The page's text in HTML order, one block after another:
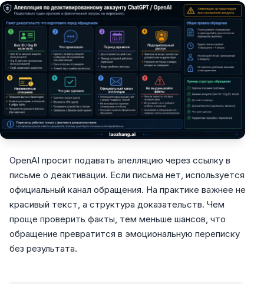
OpenAI просит подавать апелляцию через ссылку в
письме о деактивации. Если письма нет, используется
официальный канал обращения. На практике важнее не
красивый текст, а структура доказательств. Чем
проще проверить факты, тем меньше шансов, что
обращение превратится в эмоциональную переписку
без результата.